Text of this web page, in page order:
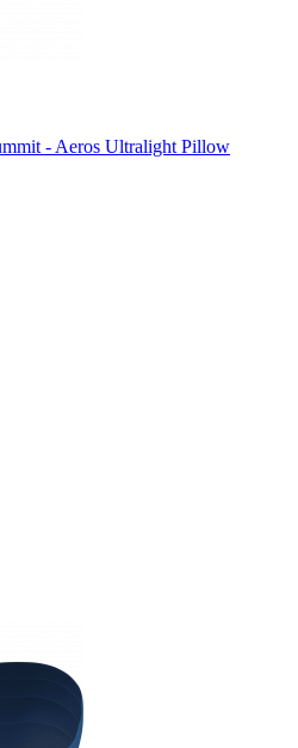
- Aeros Ultralight Pillow